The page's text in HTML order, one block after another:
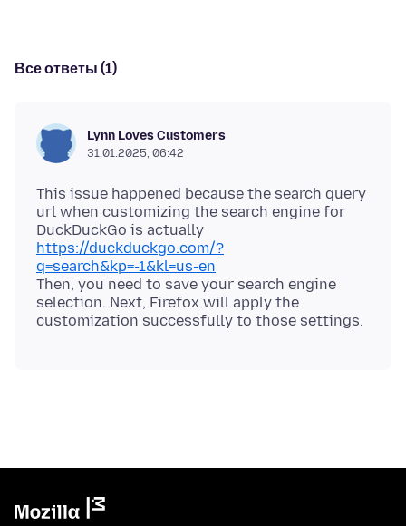
Все ответы (1)
Lynn Loves Customers
31.01.2025, 06:42
This issue happened because the search query
url when customizing the search engine for
DuckDuckGo is actually
https://duckduckgo.com/?
q=search&kp=-1&kl=us-en
Then, you need to save your search engine
selection. Next, Firefox will apply the